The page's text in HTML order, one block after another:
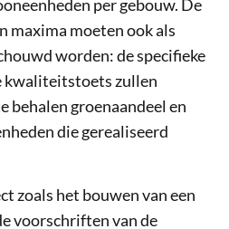
per gebouw. De
maxima moeten ook als
worden: de specifieke
kwaliteitstoets zullen
behalen groenaandeel en
die gerealiseerd
zoals het bouwen van een
voorschriften van de